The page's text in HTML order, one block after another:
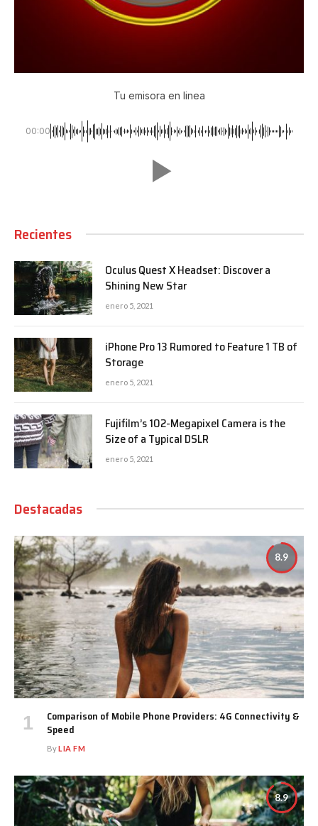
Tu emisora en linea
00:00
Recientes
Oculus Quest X Headset: Discover a
Shining New Star
enero 5, 2021
iPhone Pro 13 Rumored to Feature 1 TB of
Storage
enero 5, 2021
Fujifilm’s 102-Megapixel Camera is the
Size of a Typical DSLR
enero 5, 2021
Destacadas
8.9
Comparison of Mobile Phone Providers: 4G Connectivity &
Speed
ByLIA FM
8.9